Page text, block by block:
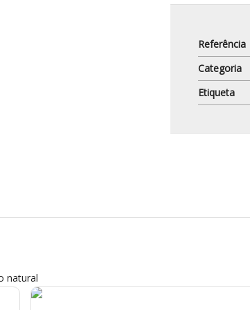
Referência
Categoria
Etiqueta
natural